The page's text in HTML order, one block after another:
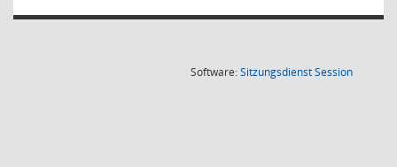
Software:SitzungsdienstSession(Wird in